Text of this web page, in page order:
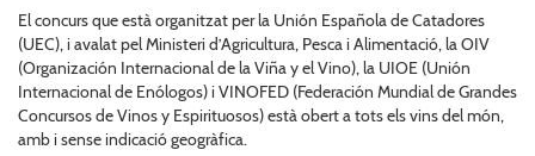
El concurs que està organitzat per la Unión Española de Catadores
(UEC), i avalat pel Ministeri d’Agricultura, Pesca i Alimentació, la OIV
(Organización Internacional de la Viña y el Vino), la UIOE (Unión
Internacional de Enólogos) i VINOFED (Federación Mundial de Grandes
Concursos de Vinos y Espirituosos) està obert a tots els vins del món,
amb i sense indicació geogràfica.